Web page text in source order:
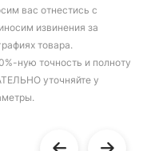
вас отнестись с
извинения за
товара.
ную точность и полноту
уточняйте у